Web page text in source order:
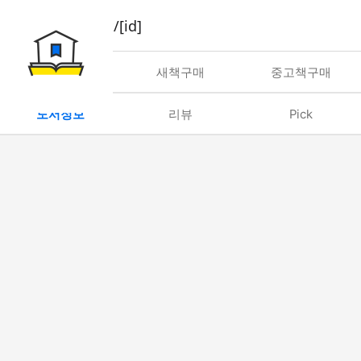
book/rent/[id]
대여 새책구매 중고책구매
도서정보 리뷰 Pick